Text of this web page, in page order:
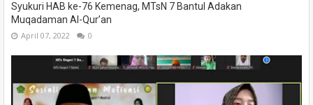
Syukuri HAB ke-76 Kemenag, MTsN 7 Bantul Adakan
Muqadaman Al-Qur’an
April 07, 2022 0